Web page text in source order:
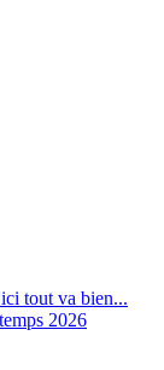
tout va bien...
2026